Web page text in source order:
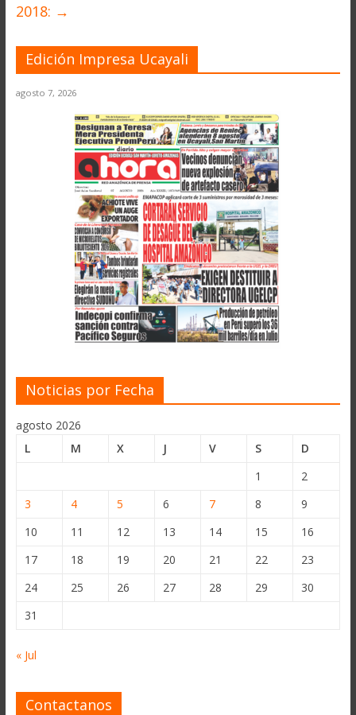
2018: →
Edición Impresa Ucayali
agosto 7, 2026
Noticias por Fecha
agosto 2026
L
M X J V S
D
1
2
3
4 5 6 7 8
9
10
11 12 13 14 15
16
17
18 19 20 21 22
23
24
25 26 27 28 29
30
31
« Jul
Contactanos